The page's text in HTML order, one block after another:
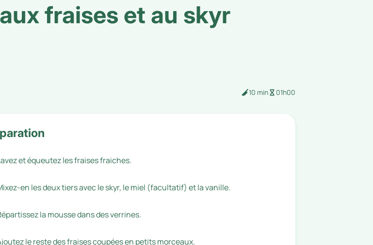
fraises et au skyr
10 min 01h00
et équeutez les fraises fraiches.
en les deux tiers avec le skyr, le miel (facultatif) et la vanille.
la mousse dans des verrines.
le reste des fraises coupées en petits morceaux.